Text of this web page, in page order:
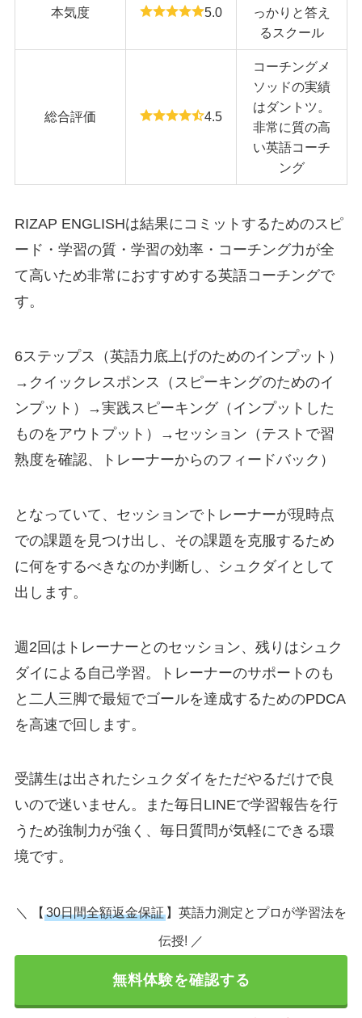
本気度 5.0
っかりと答え
るスクール
総合評価 4.5
コーチングメ
ソッドの実績
はダントツ。
非常に質の高
い英語コーチ
ング
RIZAP ENGLISHは結果にコミットするためのスピ
ード・学習の質・学習の効率・コーチング力が全
て高いため非常におすすめする英語コーチングで
す。
6ステップス（英語力底上げのためのインプット）
→クイックレスポンス（スピーキングのためのイ
ンプット）→実践スピーキング（インプットした
ものをアウトプット）→セッション（テストで習
熟度を確認、トレーナーからのフィードバック）
となっていて、セッションでトレーナーが現時点
での課題を見つけ出し、その課題を克服するため
に何をするべきなのか判断し、シュクダイとして
出します。
週2回はトレーナーとのセッション、残りはシュク
ダイによる自己学習。トレーナーのサポートのも
と二人三脚で最短でゴールを達成するためのPDCA
を高速で回します。
受講生は出されたシュクダイをただやるだけで良
いので迷いません。また毎日LINEで学習報告を行
うため強制力が強く、毎日質問が気軽にできる環
境です。
＼ 【 30日間全額返金保証 】英語力測定とプロが学習法を
伝授! ／
無料体験を確認する